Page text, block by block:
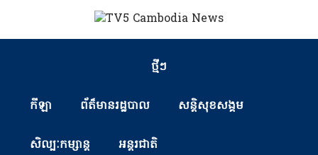
ថ្មីៗ
កីឡា ព័ត៏មានរដ្ឋបាល សន្តិសុខសង្គម
សិល្បៈកម្សាន្ត អន្តរជាតិ